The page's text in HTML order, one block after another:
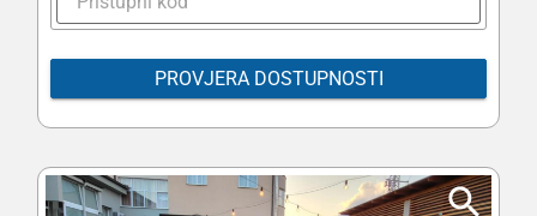
PROVJERA DOSTUPNOSTI